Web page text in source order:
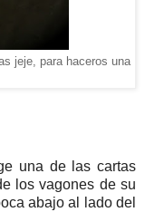
jeje, para haceros una
una de las cartas
los vagones de su
abajo al lado del